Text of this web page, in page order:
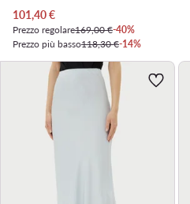
Prezzo attuale
101,40€
Prezzo regolare169,00 €-40%
Prezzo più basso118,30 €-14%